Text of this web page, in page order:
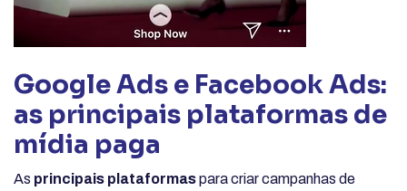
Google Ads e Facebook Ads:
as principais plataformas de
mídia paga
As principais plataformaspara criar campanhas de